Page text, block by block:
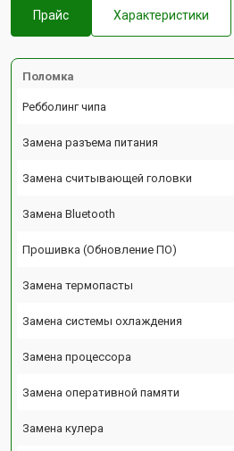
Прайс Характеристики
Поломка
Ребболинг чипа
Замена разъема питания
Замена считывающей головки
Замена Bluetooth
Прошивка (Обновление ПО)
Замена термопасты
Замена системы охлаждения
Замена процессора
Замена оперативной памяти
Замена кулера